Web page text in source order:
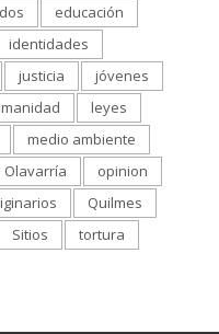
educación
identidades
justicia
jóvenes
leyes
medio ambiente
Olavarría
opinion
Quilmes
Sitios
tortura